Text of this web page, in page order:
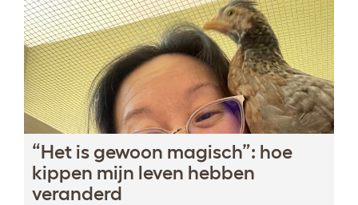
“Het is gewoon magisch”: hoe
kippen mijn leven hebben
veranderd